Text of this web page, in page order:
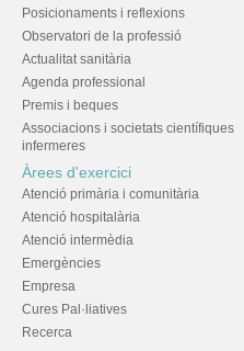
Posicionaments i reflexions
Observatori de la professió
Actualitat sanitària
Agenda professional
Premis i beques
Associacions i societats científiques
infermeres
Àrees d'exercici
Atenció primària i comunitària
Atenció hospitalària
Atenció intermèdia
Emergències
Empresa
Cures Pal·liatives
Recerca